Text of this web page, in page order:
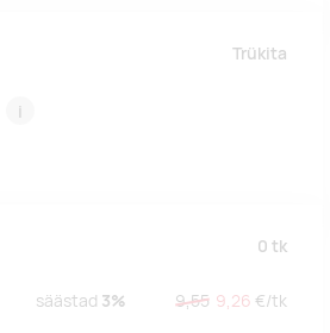
Trükita
i
0 tk
säästad 3% 9,55 9,26 €/tk